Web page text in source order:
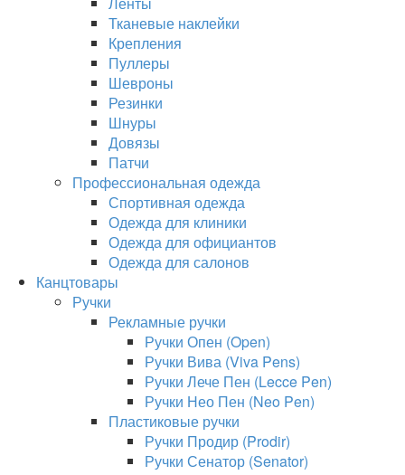
Тканевые наклейки
Крепления
Пуллеры
Шевроны
Резинки
Шнуры
Довязы
Патчи
Профессиональная одежда
Спортивная одежда
Одежда для клиники
Одежда для официантов
Одежда для салонов
Канцтовары
Ручки
Рекламные ручки
Ручки Опен (Open)
Ручки Вива (Viva Pens)
Ручки Лече Пен (Lecce Pen)
Ручки Нео Пен (Neo Pen)
Пластиковые ручки
Ручки Продир (Prodir)
Ручки Сенатор (Senator)